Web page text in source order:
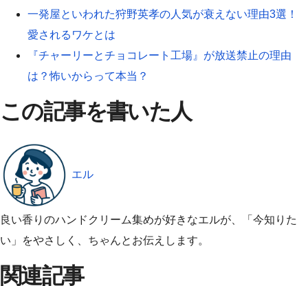
一発屋といわれた狩野英孝の人気が衰えない理由3選！
愛されるワケとは
『チャーリーとチョコレート工場』が放送禁止の理由
は？怖いからって本当？
この記事を書いた人
エル
良い香りのハンドクリーム集めが好きなエルが、「今知りた
い」をやさしく、ちゃんとお伝えします。
関連記事